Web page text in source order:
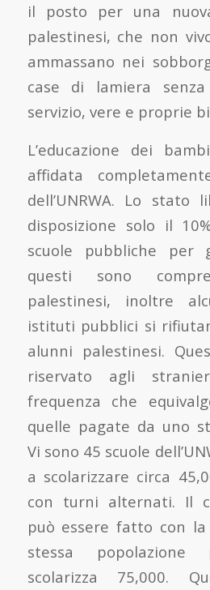
il posto per una
palestinesi, che non
ammassano nei
case di lamiera
servizio, vere e proprie
L’educazione dei
affidata
dell’UNRWA. Lo stato
disposizione solo il
scuole pubbliche per
questi sono
palestinesi, inoltre
istituti pubblici si
alunni palestinesi.
riservato agli
frequenza che
quelle pagate da uno
Vi sono 45 scuole
a scolarizzare circa
con turni alternati. Il
può essere fatto con
stessa popolazione
scolarizza 75,000.